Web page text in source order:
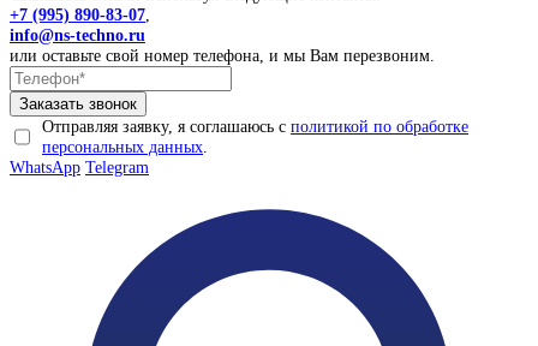
+7 (995) 890-83-07
info@ns-techno.ru
или оставьте свой номер телефона, и мы Вам перезвоним.
Отправляя заявку, я соглашаюсь сполитикой по обработке
персональных данных
WhatsApp Telegram